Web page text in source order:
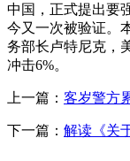
中国，正式提出要
今又一次被验证。
务部长卢特尼克，
冲击6%。
上一篇： 客岁警方
下一篇： 解读《关